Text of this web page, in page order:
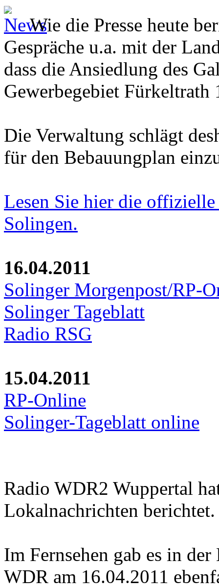
Wie die Presse heute
Gespräche u.a. mit der
dass die Ansiedlung des
Gewerbegebiet
Die Verwaltung schlägt
für den Bebauungplan
Lesen Sie hier die
Solingen.
16.04.2011
Solinger Morgenpost/RP-
Solinger Tageblatt
Radio RSG
15.04.2011
RP-Online
Solinger-Tageblatt online
Radio WDR2 Wuppertal
Lokalnachrichten berichtet.
Im Fernsehen gab es in
WDR am 16.04.2011